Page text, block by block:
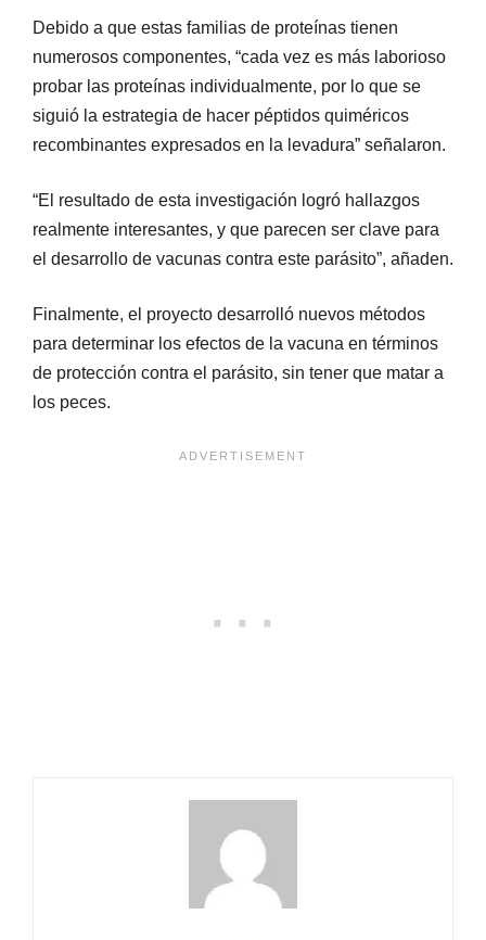
Debido a que estas familias de proteínas tienen
numerosos componentes, “cada vez es más laborioso
probar las proteínas individualmente, por lo que se
siguió la estrategia de hacer péptidos quiméricos
recombinantes expresados en la levadura” señalaron.
“El resultado de esta investigación logró hallazgos
realmente interesantes, y que parecen ser clave para
el desarrollo de vacunas contra este parásito”, añaden.
Finalmente, el proyecto desarrolló nuevos métodos
para determinar los efectos de la vacuna en términos
de protección contra el parásito, sin tener que matar a
los peces.